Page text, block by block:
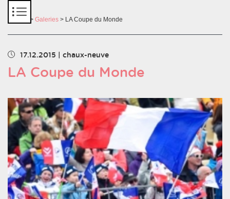
> Galeries > LA Coupe du Monde
17.12.2015 chaux-neuve
LA Coupe du Monde
Chargement des images en cours...